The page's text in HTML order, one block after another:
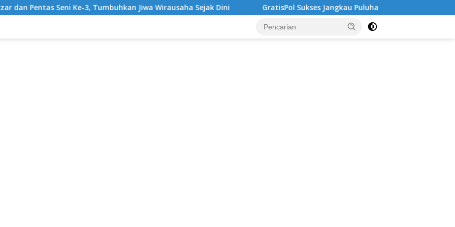
3, Tumbuhkan Jiwa Wirausaha Sejak Dini GratisPol Sukses Jangkau Puluhan Ribu Mahasiswa, Kampus Diminta Lebih